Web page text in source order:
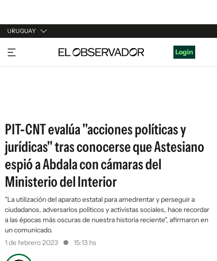
URUGUAY
URUGUAY
ARGENTINA
Login
PIT-CNT evalúa "acciones políticas y
jurídicas" tras conocerse que Astesiano
espió a Abdala con cámaras del
Ministerio del Interior
"La utilización del aparato estatal para amedrentar y perseguir a
ciudadanos, adversarlos políticos y activistas sociales, hace recordar
a las épocas más oscuras de nuestra historia reciente", afirmaron en
un comunicado.
1 de febrero 2023
15:13 hs